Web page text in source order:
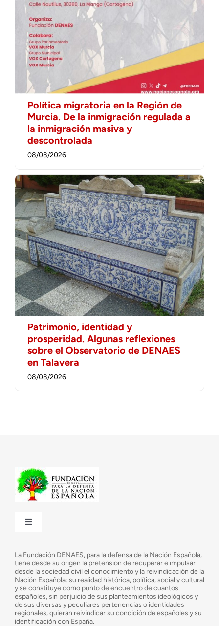
Política migratoria en la Región de
Murcia. De la inmigración regulada a
la inmigración masiva y
descontrolada
08/08/2026
Patrimonio, identidad y
prosperidad. Algunas reflexiones
sobre el Observatorio de DENAES
en Talavera
08/08/2026
Toggle
¿Cuáles son nuestros objetivos?
Consejo Asesor
La Fundación DENAES, para la defensa de la Nación Española,
tiene desde su origen la pretensión de recuperar e impulsar
desde la sociedad civil el conocimiento y la reivindicación de la
Nación Española; su realidad histórica, política, social y cultural
y se constituye como punto de encuentro de cuantos
españoles, sin perjuicio de sus planteamientos ideológicos y
de sus diversas y peculiares pertenencias o identidades
regionales, quieran reivindicar su condición de españoles y su
identificación con España.